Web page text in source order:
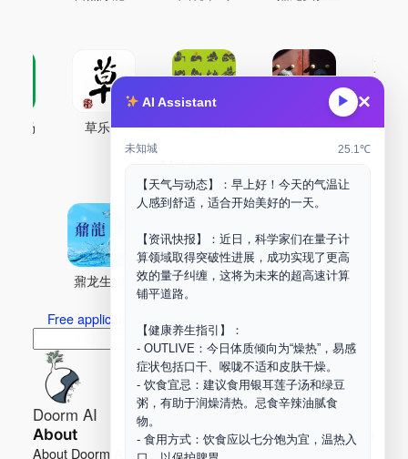
AI Assistant ▶ ×
未知城 25.1℃
【天气与动态】：早上好！今天的气温让
人感到舒适，适合开始美好的一天。
【资讯快报】：近日，科学家们在量子计
算领域取得突破性进展，成功实现了更高
效的量子纠缠，这将为未来的超高速计算
铺平道路。
【健康养生指引】：
- OUTLIVE：今日体质倾向为“燥热”，易感
症状包括口干、喉咙不适和皮肤干燥。
- 饮食宜忌：建议食用银耳莲子汤和绿豆
粥，有助于润燥清热。忌食辛辣油腻食
物。
- 食用方式：饮食应以七分饱为宜，温热入
药场 草乐村 中药剂合成 DOORM 中药
鼐龙生物 PLM 商兑园
Free application for “Healing Association Membership”
索
Search
Doorm AI
About
About Doorm AI
Learn more